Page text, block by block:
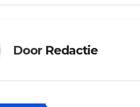
Door Redactie